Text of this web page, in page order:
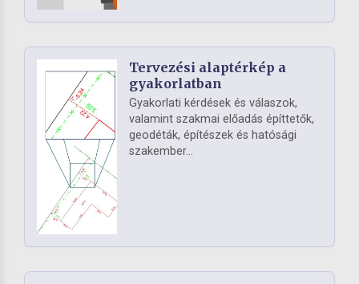
Tervezési alaptérkép a
gyakorlatban
Gyakorlati kérdések és válaszok,
valamint szakmai előadás építtetők,
geodéták, építészek és hatósági
szakember...